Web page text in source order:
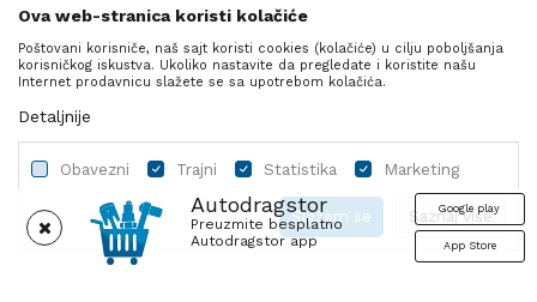
Autodragstor
Preuzmite besplatno
Autodragstor app
Google play
App Store
PRATITE NAS
Autodelovi Ulje i tečnosti
Ova web-stranica koristi kolačiće
Poštovani korisniče, naš sajt koristi cookies (kolačiće) u cilju poboljšanja
korisničkog iskustva. Ukoliko nastavite da pregledate i koristite našu
Internet prodavnicu slažete se sa upotrebom kolačića.
Detaljnije
Obavezni Trajni Statistika Marketing
Saznaj više
Slažem se